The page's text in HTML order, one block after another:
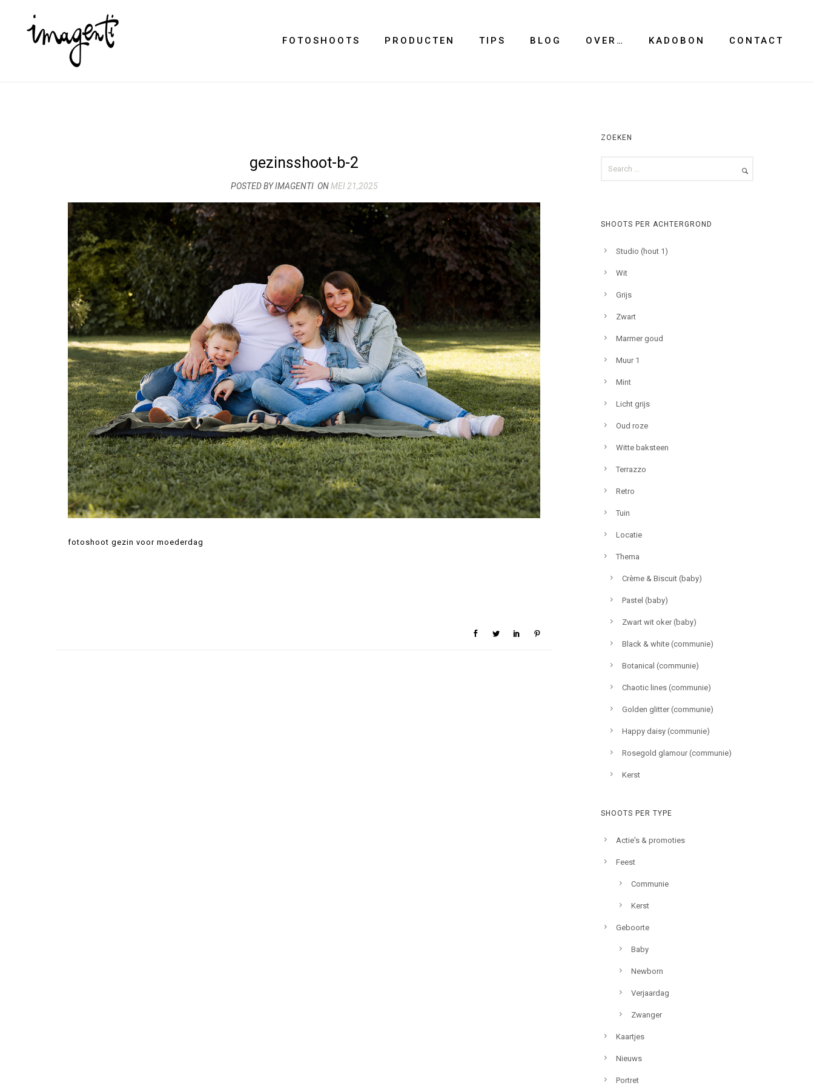
FOTOSHOOTS PRODUCTEN TIPS BLOG OVER… KADOBON CONTACT
gezinsshoot-b-2
POSTED BY IMAGENTI ONMEI 21,2025
fotoshoot gezin voor moederdag
ZOEKEN
SHOOTS PER ACHTERGROND
Studio (hout 1)
Wit
Grijs
Zwart
Marmer goud
Muur 1
Mint
Licht grijs
Oud roze
Witte baksteen
Terrazzo
Retro
Tuin
Locatie
Thema
Crème & Biscuit (baby)
Pastel (baby)
Zwart wit oker (baby)
Black & white (communie)
Botanical (communie)
Chaotic lines (communie)
Golden glitter (communie)
Happy daisy (communie)
Rosegold glamour (communie)
Kerst
SHOOTS PER TYPE
Actie's & promoties
Feest
Communie
Kerst
Geboorte
Baby
Newborn
Verjaardag
Zwanger
Kaartjes
Nieuws
Portret